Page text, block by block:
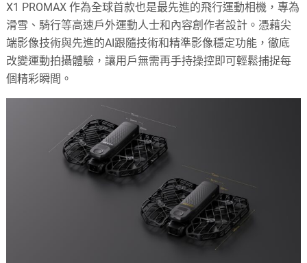
X1 PROMAX 作為全球首款也是最先進的飛行運動相機，專為
滑雪、騎行等高速戶外運動人士和內容創作者設計。憑藉尖
端影像技術與先進的AI跟隨技術和精準影像穩定功能，徹底
改變運動拍攝體驗，讓用戶無需再手持操控即可輕鬆捕捉每
個精彩瞬間。